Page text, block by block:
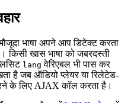
भाषा अपने आप डिटेक्ट करता
किसी खास भाषा को जबरदस्ती
lang वेरिएबल भी पास कर
है जब ऑडियो प्लेयर या रिलेटेड-
के लिए AJAX कॉल करता है।